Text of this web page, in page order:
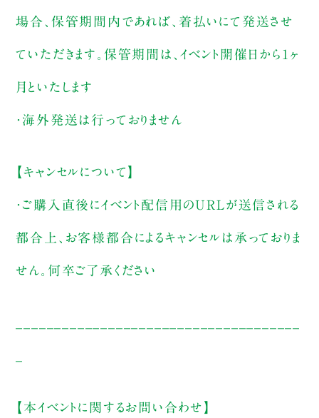
場合、保管期間内であれば、着払いにて発送させ
ていただきます。保管期間は、イベント開催日から1ヶ
月といたします
・海外発送は行っておりません
【キャンセルについて】
・ご購入直後にイベント配信用のURLが送信される
都合上、お客様都合によるキャンセルは承っておりま
せん。何卒ご了承ください
【本イベントに関するお問い合わせ】